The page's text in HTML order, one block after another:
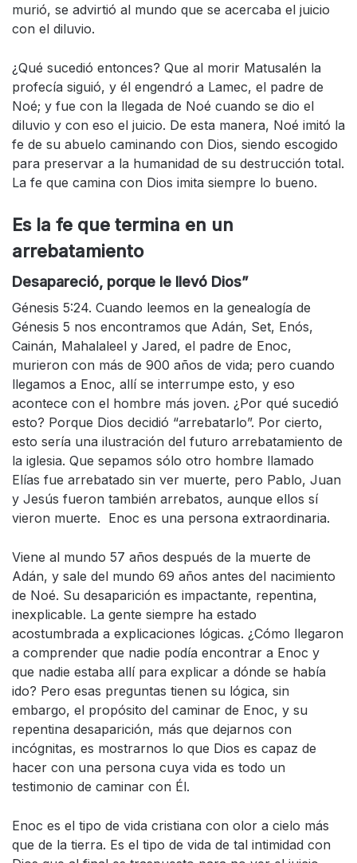
murió, se advirtió al mundo que se acercaba el juicio
con el diluvio.
¿Qué sucedió entonces? Que al morir Matusalén la
profecía siguió, y él engendró a Lamec, el padre de
Noé; y fue con la llegada de Noé cuando se dio el
diluvio y con eso el juicio. De esta manera, Noé imitó la
fe de su abuelo caminando con Dios, siendo escogido
para preservar a la humanidad de su destrucción total.
La fe que camina con Dios imita siempre lo bueno.
Es la fe que termina en un
arrebatamiento
Desapareció, porque le llevó Dios”
Génesis 5:24. Cuando leemos en la genealogía de
Génesis 5 nos encontramos que Adán, Set, Enós,
Cainán, Mahalaleel y Jared, el padre de Enoc,
murieron con más de 900 años de vida; pero cuando
llegamos a Enoc, allí se interrumpe esto, y eso
acontece con el hombre más joven. ¿Por qué sucedió
esto? Porque Dios decidió “arrebatarlo”. Por cierto,
esto sería una ilustración del futuro arrebatamiento de
la iglesia. Que sepamos sólo otro hombre llamado
Elías fue arrebatado sin ver muerte, pero Pablo, Juan
y Jesús fueron también arrebatos, aunque ellos sí
vieron muerte. Enoc es una persona extraordinaria.
Viene al mundo 57 años después de la muerte de
Adán, y sale del mundo 69 años antes del nacimiento
de Noé. Su desaparición es impactante, repentina,
inexplicable. La gente siempre ha estado
acostumbrada a explicaciones lógicas. ¿Cómo llegaron
a comprender que nadie podía encontrar a Enoc y
que nadie estaba allí para explicar a dónde se había
ido? Pero esas preguntas tienen su lógica, sin
embargo, el propósito del caminar de Enoc, y su
repentina desaparición, más que dejarnos con
incógnitas, es mostrarnos lo que Dios es capaz de
hacer con una persona cuya vida es todo un
testimonio de caminar con Él.
Enoc es el tipo de vida cristiana con olor a cielo más
que de la tierra. Es el tipo de vida de tal intimidad con